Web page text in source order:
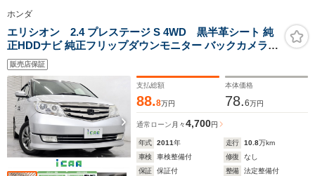
ホンダ
エリシオン 2.4 プレステージ S 4WD 黒半革シート 純
正HDDナビ 純正フリップダウンモニター バックカメラ
両側電動スライドドア オートリトラミラー ステアリング
スイッチ 100V/100W電源 ワイパーデアイサー 純正エンジ
ンスターター ETC 純正17インチAW
販売店保証
支払総額
88.8万円
本体価格
78.6万円
通常ローン 月々4,700円
年式 2011年 走行 10.8万km
車検
車検整備付 修復
なし
保証
保証付 整備
法定整備付